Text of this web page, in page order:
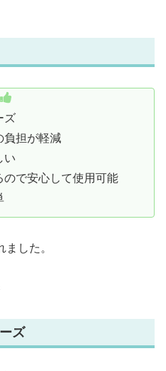
ズ
負担が軽減
い
ので安心して使用可能
した。
ズ